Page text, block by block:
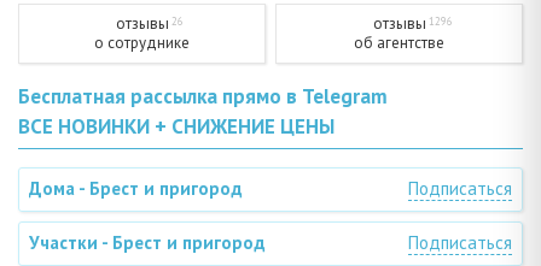
отзывы 26
о сотруднике
отзывы 1296
об агентстве
Бесплатная рассылка прямо в Telegram
ВСЕ НОВИНКИ + СНИЖЕНИЕ ЦЕНЫ
Дома - Брест и пригород Подписаться
Участки - Брест и пригород Подписаться